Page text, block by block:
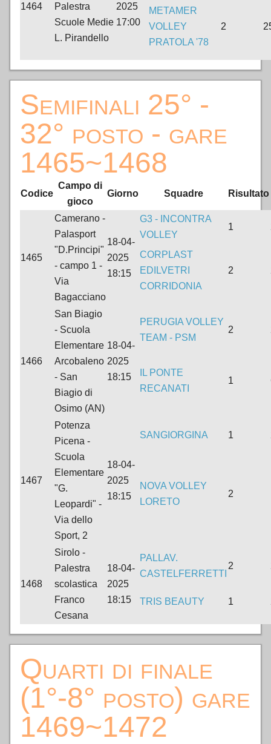
1464
Palestra
Scuole Medie
L. Pirandello
2025
17:00
METAMER
VOLLEY
PRATOLA '78
2
Semifinali 25° -
32° posto - gare
1465~1468
Codice
Campo di
gioco
Giorno Squadre Risultato
1465
Camerano -
Palasport
"D.Principi"
- campo 1 -
Via
Bagacciano
18-04-
2025
18:15
G3 - INCONTRA
VOLLEY
1
CORPLAST
EDILVETRI
CORRIDONIA
2
1466
San Biagio
- Scuola
Elementare
Arcobaleno
- San
Biagio di
Osimo (AN)
18-04-
2025
18:15
PERUGIA VOLLEY
TEAM - PSM
2
IL PONTE
RECANATI
1
1467
Potenza
Picena -
Scuola
Elementare
"G.
Leopardi" -
Via dello
Sport, 2
18-04-
2025
18:15
SANGIORGINA 1
NOVA VOLLEY
LORETO
2
1468
Sirolo -
Palestra
scolastica
Franco
Cesana
18-04-
2025
18:15
PALLAV.
CASTELFERRETTI
2
TRIS BEAUTY 1
Quarti di finale
(1°-8° posto) gare
1469~1472